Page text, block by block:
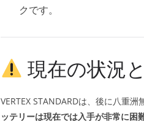
クです。
現在の状況
VERTEX STANDARDは、後に八重洲
ッテリーは現在では入手が非常に困